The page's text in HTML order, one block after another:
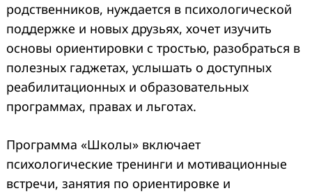
родственников, нуждается в психологической
поддержке и новых друзьях, хочет изучить
основы ориентировки с тростью, разобраться в
полезных гаджетах, услышать о доступных
реабилитационных и образовательных
программах, правах и льготах.
Программа «Школы» включает
психологические тренинги и мотивационные
встречи, занятия по ориентировке и